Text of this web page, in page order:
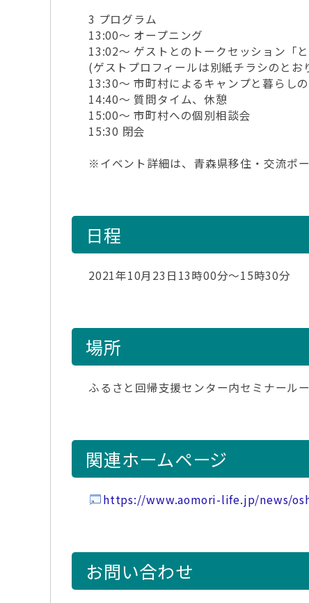
3 プログラム
13:00～ オープニング
13:02～ ゲストとのトークセッション「
(ゲストプロフィールは別紙チラシのとお
13:30～ 市町村によるキャンプと暮らし
14:40～ 質問タイム、休憩
15:00～ 市町村への個別相談会
15:30 閉会
※イベント詳細は、青森県移住・交流ポ
日程
2021年10月23日13時00分～15時30分
場所
ふるさと回帰支援センター内セミナール
関連ホームページ
https://www.aomori-life.jp/news/
お問い合わせ